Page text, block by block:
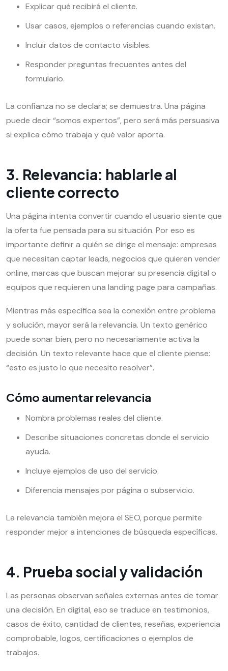
Explicar qué recibirá el cliente.
Usar casos, ejemplos o referencias cuando existan.
Incluir datos de contacto visibles.
Responder preguntas frecuentes antes del
formulario.
La confianza no se declara; se demuestra. Una página
puede decir “somos expertos”, pero será más persuasiva
si explica cómo trabaja y qué valor aporta.
3. Relevancia: hablarle al
cliente correcto
Una página intenta convertir cuando el usuario siente que
la oferta fue pensada para su situación. Por eso es
importante definir a quién se dirige el mensaje: empresas
que necesitan captar leads, negocios que quieren vender
online, marcas que buscan mejorar su presencia digital o
equipos que requieren una landing page para campañas.
Mientras más específica sea la conexión entre problema
y solución, mayor será la relevancia. Un texto genérico
puede sonar bien, pero no necesariamente activa la
decisión. Un texto relevante hace que el cliente piense:
“esto es justo lo que necesito resolver”.
Cómo aumentar relevancia
Nombra problemas reales del cliente.
Describe situaciones concretas donde el servicio
ayuda.
Incluye ejemplos de uso del servicio.
Diferencia mensajes por página o subservicio.
La relevancia también mejora el SEO, porque permite
responder mejor a intenciones de búsqueda específicas.
4. Prueba social y validación
Las personas observan señales externas antes de tomar
una decisión. En digital, eso se traduce en testimonios,
casos de éxito, cantidad de clientes, reseñas, experiencia
comprobable, logos, certificaciones o ejemplos de
trabajos.